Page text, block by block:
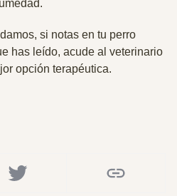
si notas en tu perro
has leído, acude al veterinario
opción terapéutica.